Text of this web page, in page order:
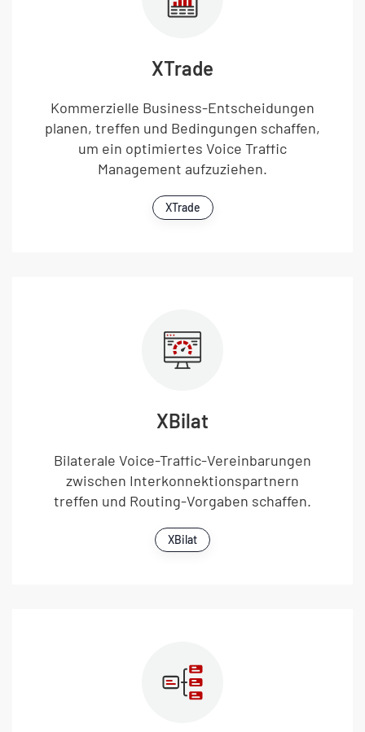
XTrade
Kommerzielle Business-Entscheidungen
planen, treffen und Bedingungen schaffen,
um ein optimiertes Voice Traffic
Management aufzuziehen.
XTrade
XBilat
Bilaterale Voice-Traffic-Vereinbarungen
zwischen Interkonnektionspartnern
treffen und Routing-Vorgaben schaffen.
XBilat